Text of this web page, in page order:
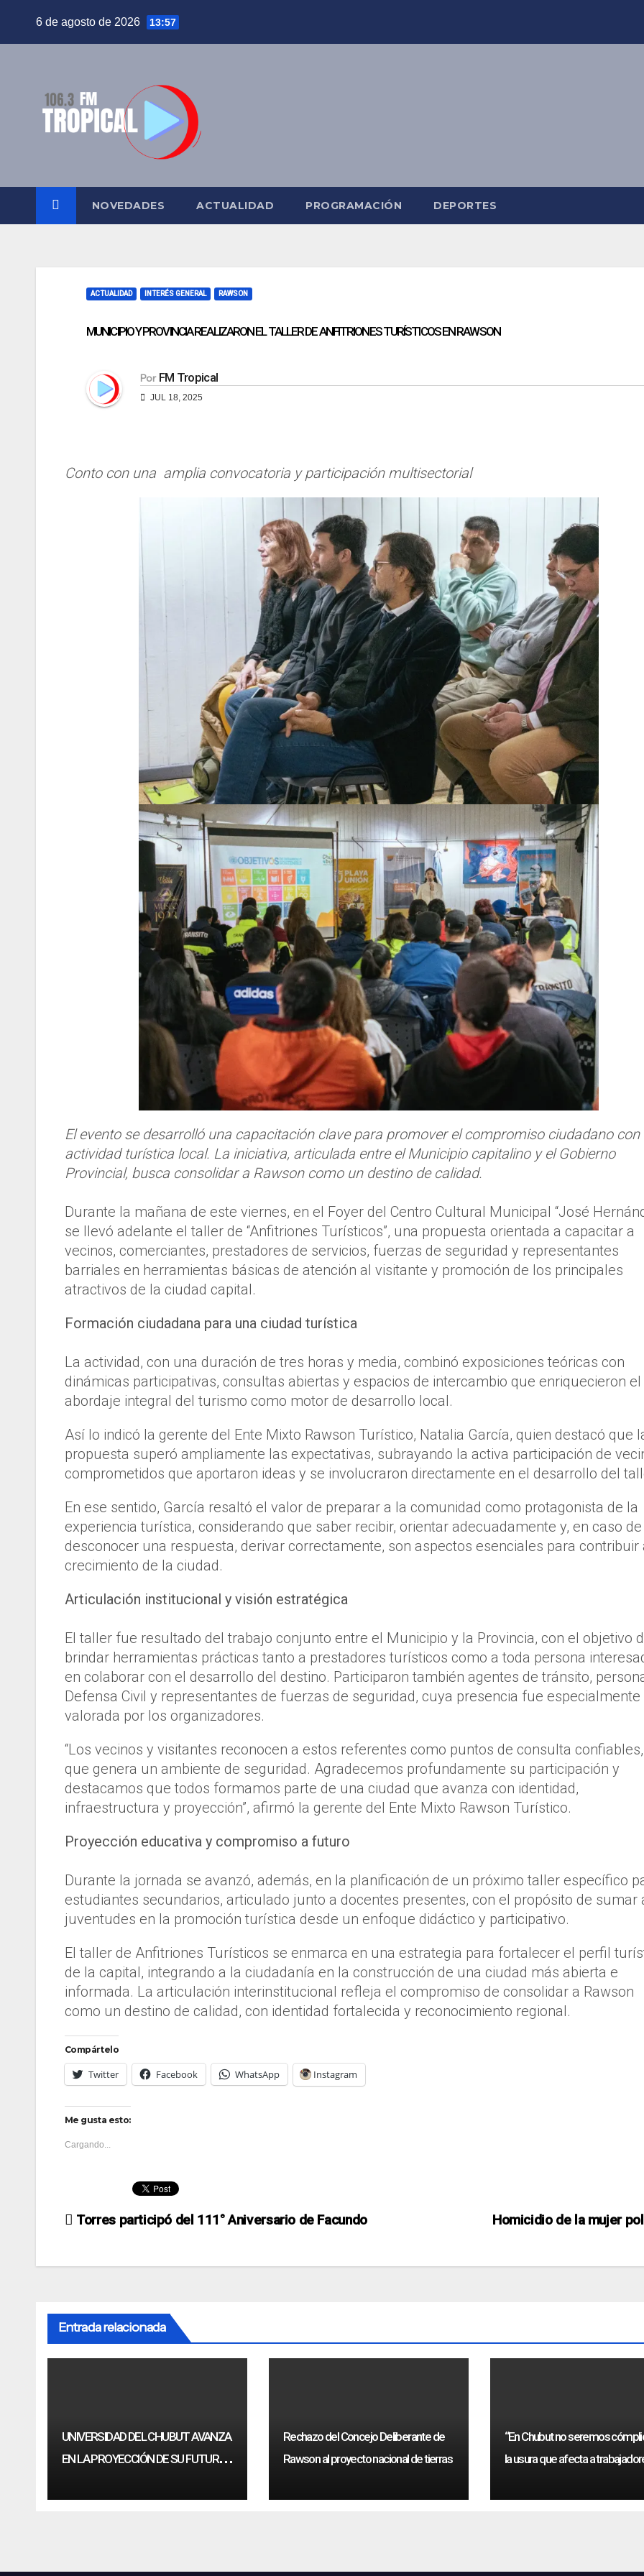
6 de agosto de 2026 13:57
NOVEDADES ACTUALIDAD PROGRAMACIÓN DEPORTES
ACTUALIDAD INTERÉS GENERAL RAWSON
MUNICIPIO Y PROVINCIA REALIZARON EL TALLER DE ANFITRIONES TURÍSTICOS EN RAWSON
Por FM Tropical
JUL 18, 2025
Conto con una amplia convocatoria y participación multisectorial
El evento se desarrolló una capacitación clave para promover el compromiso ciudadano con
actividad turística local. La iniciativa, articulada entre el Municipio capitalino y el Gobierno
Provincial, busca consolidar a Rawson como un destino de calidad.
Durante la mañana de este viernes, en el Foyer del Centro Cultural Municipal “José
se llevó adelante el taller de “Anfitriones Turísticos”, una propuesta orientada a capacitar a
vecinos, comerciantes, prestadores de servicios, fuerzas de seguridad y representantes
barriales en herramientas básicas de atención al visitante y promoción de los principales
atractivos de la ciudad capital.
Formación ciudadana para una ciudad turística
La actividad, con una duración de tres horas y media, combinó exposiciones teóricas con
dinámicas participativas, consultas abiertas y espacios de intercambio que enriquecieron el
abordaje integral del turismo como motor de desarrollo local.
Así lo indicó la gerente del Ente Mixto Rawson Turístico, Natalia García, quien destacó que
propuesta superó ampliamente las expectativas, subrayando la activa participación de
comprometidos que aportaron ideas y se involucraron directamente en el desarrollo del
En ese sentido, García resaltó el valor de preparar a la comunidad como protagonista de la
experiencia turística, considerando que saber recibir, orientar adecuadamente y, en caso de
desconocer una respuesta, derivar correctamente, son aspectos esenciales para contribuir
crecimiento de la ciudad.
Articulación institucional y visión estratégica
El taller fue resultado del trabajo conjunto entre el Municipio y la Provincia, con el objetivo
brindar herramientas prácticas tanto a prestadores turísticos como a toda persona
en colaborar con el desarrollo del destino. Participaron también agentes de tránsito,
Defensa Civil y representantes de fuerzas de seguridad, cuya presencia fue especialmente
valorada por los organizadores.
“Los vecinos y visitantes reconocen a estos referentes como puntos de consulta
que genera un ambiente de seguridad. Agradecemos profundamente su participación y
destacamos que todos formamos parte de una ciudad que avanza con identidad,
infraestructura y proyección”, afirmó la gerente del Ente Mixto Rawson Turístico.
Proyección educativa y compromiso a futuro
Durante la jornada se avanzó, además, en la planificación de un próximo taller específico
estudiantes secundarios, articulado junto a docentes presentes, con el propósito de sumar
juventudes en la promoción turística desde un enfoque didáctico y participativo.
El taller de Anfitriones Turísticos se enmarca en una estrategia para fortalecer el perfil
de la capital, integrando a la ciudadanía en la construcción de una ciudad más abierta e
informada. La articulación interinstitucional refleja el compromiso de consolidar a Rawson
como un destino de calidad, con identidad fortalecida y reconocimiento regional.
Compártelo
Twitter Facebook WhatsApp Instagram
Me gusta esto:
Cargando...
Navegación
Homicidio de la mujer
Torres participó del 111° Aniversario de Facundo
Entrada relacionada
UNIVERSIDAD DEL CHUBUT AVANZA
EN LA PROYECCIÓN DE SU FUTURA
Rechazo del Concejo Deliberante de
Rawson al proyecto nacional de tierras
“En Chubut no seremos
la usura que afecta a